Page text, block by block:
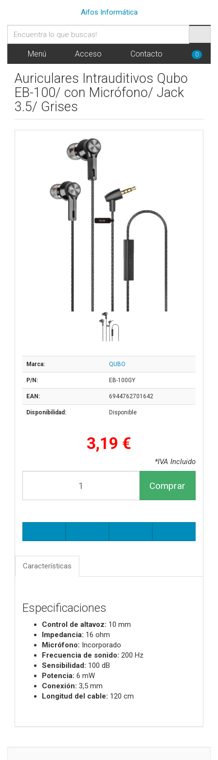
Aifos Informática
Menú Acceso Contacto 0
Auriculares Intrauditivos Qubo
EB-100/ con Micrófono/ Jack
3.5/ Grises
Marca: QUBO
P/N: EB-100GY
EAN: 6944762701642
Disponibilidad: Disponible
3,19 €
*IVA Incluido
Comprar
Características
Especificaciones
Control de altavoz: 10 mm
Impedancia: 16 ohm
Micrófono: Incorporado
Frecuencia de sonido: 200 Hz
Sensibilidad: 100 dB
Potencia: 6 mW
Conexión: 3,5 mm
Longitud del cable: 120 cm